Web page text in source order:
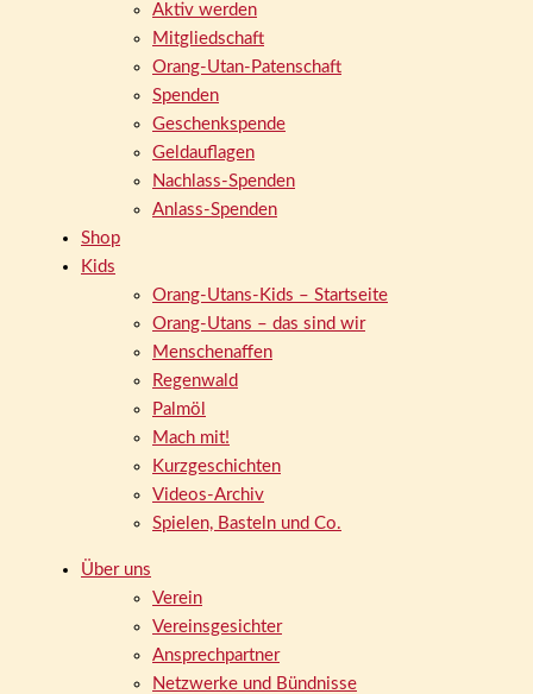
Aktiv werden
Mitgliedschaft
Orang-Utan-Patenschaft
Spenden
Geschenkspende
Geldauflagen
Nachlass-Spenden
Anlass-Spenden
Shop
Kids
Orang-Utans-Kids – Startseite
Orang-Utans – das sind wir
Menschenaffen
Regenwald
Palmöl
Mach mit!
Kurzgeschichten
Videos-Archiv
Spielen, Basteln und Co.
Über uns
Verein
Vereinsgesichter
Ansprechpartner
Netzwerke und Bündnisse